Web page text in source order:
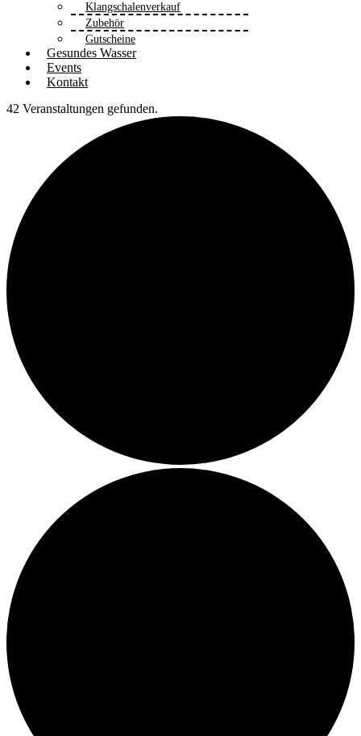
Klangschalenverkauf
Zubehör
Gutscheine
Gesundes Wasser
Events
Kontakt
42 Veranstaltungen gefunden.